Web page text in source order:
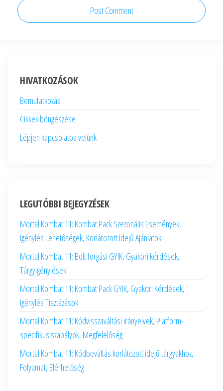
HIVATKOZÁSOK
Bemutatkozás
Cikkek böngészése
Lépjen kapcsolatba velünk
LEGUTÓBBI BEJEGYZÉSEK
Mortal Kombat 11: Kombat Pack Szezonális Események,
Igénylés Lehetőségek, Korlátozott Idejű Ajánlatok
Mortal Kombat 11: Bolt forgási GYIK, Gyakori kérdések,
Tárgyigénylések
Mortal Kombat 11: Kombat Pack GYIK, Gyakori Kérdések,
Igénylés Tisztázások
Mortal Kombat 11: Kódvisszaváltási irányelvek, Platform-
specifikus szabályok, Megfelelőség
Mortal Kombat 11: Kódbeváltás korlátozott idejű tárgyakhoz,
Folyamat, Elérhetőség